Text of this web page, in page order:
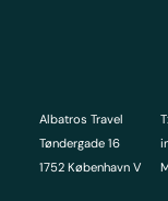
Albatros Travel
Tøndergade 16
1752 København V